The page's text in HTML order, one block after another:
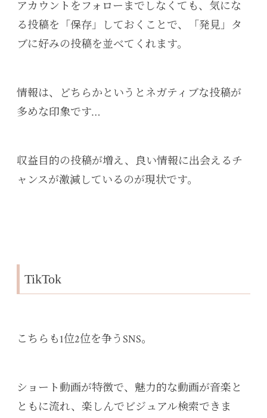
アカウントをフォローまでしなくても、気にな
る投稿を「保存」しておくことで、「発見」タ
ブに好みの投稿を並べてくれます。
情報は、どちらかというとネガティブな投稿が
多めな印象です…
収益目的の投稿が増え、良い情報に出会えるチ
ャンスが激減しているのが現状です。
TikTok
こちらも1位2位を争うSNS。
ショート動画が特徴で、魅力的な動画が音楽と
ともに流れ、楽しんでビジュアル検索できま